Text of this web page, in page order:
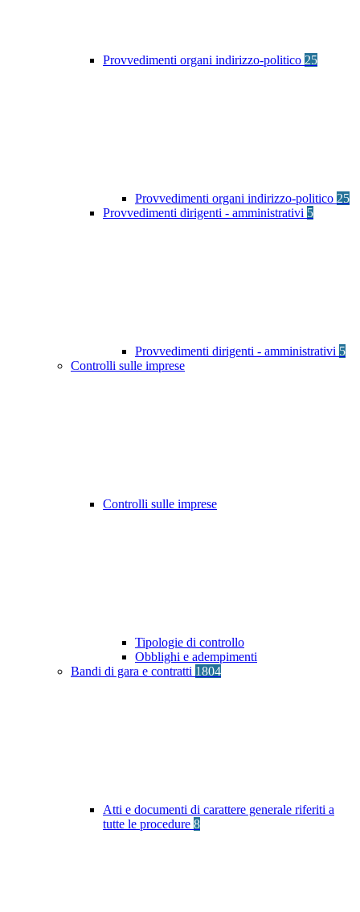
Provvedimenti organi indirizzo-politico 25
Provvedimenti organi indirizzo-politico 25
Provvedimenti dirigenti - amministrativi 5
Provvedimenti dirigenti - amministrativi 5
Controlli sulle imprese
Controlli sulle imprese
Tipologie di controllo
Obblighi e adempimenti
Bandi di gara e contratti 1804
Atti e documenti di carattere generale riferiti a
tutte le procedure 8